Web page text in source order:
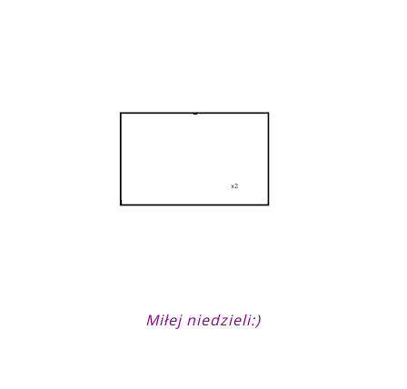
Miłej niedzieli:)